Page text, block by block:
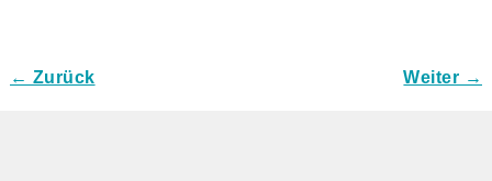
← Zurück Weiter →